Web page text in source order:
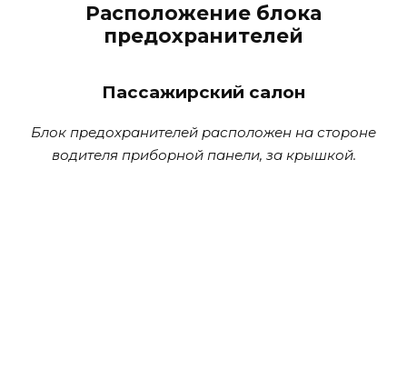
Расположение блока
предохранителей
Пассажирский салон
Блок предохранителей расположен на стороне
водителя приборной панели, за крышкой.